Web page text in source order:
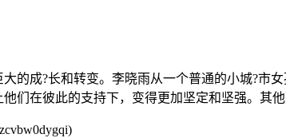
的成?长和转变。李晓雨从一个普通的小城?市
们在彼此的支持下，变得更加坚定和坚强。其